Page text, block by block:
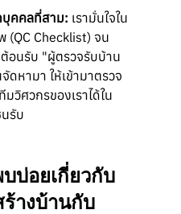
บุคคลที่สาม: เรามั่นใจใน
Checklist) จน
อนรับ "ผู้ตรวจรับบ้าน
ดหามา ให้เข้ามาตรวจ
วิศวกรของเราได้ใน
รับ
บ่อยเกี่ยวกับ
างบ้านกับ